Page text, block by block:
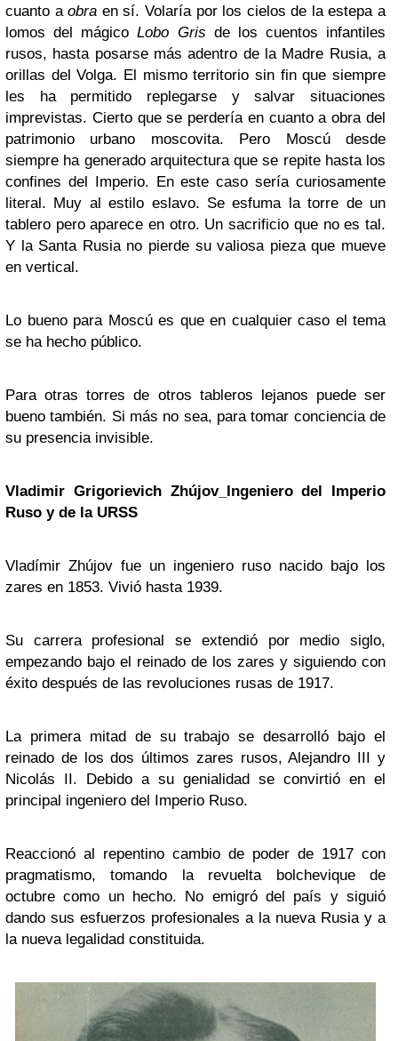
cuanto aobra en sí. Volaría por los cielos de la estepa a
lomos del mágicoLobo Gris de los cuentos infantiles
rusos, hasta posarse más adentro de la Madre Rusia, a
orillas del Volga. El mismo territorio sin fin que siempre
les ha permitido replegarse y salvar situaciones
imprevistas. Cierto que se perdería en cuanto a obra del
patrimonio urbano moscovita. Pero Moscú desde
siempre ha generado arquitectura que se repite hasta los
confines del Imperio. En este caso sería curiosamente
literal. Muy al estilo eslavo. Se esfuma la torre de un
tablero pero aparece en otro. Un sacrificio que no es tal.
Y la Santa Rusia no pierde su valiosa pieza que mueve
en vertical.
Lo bueno para Moscú es que en cualquier caso el tema
se ha hecho público.
Para otras torres de otros tableros lejanos puede ser
bueno también. Si más no sea, para tomar conciencia de
su presencia invisible.
Vladimir Grigorievich Zhújov_Ingeniero del Imperio
Ruso y de la URSS
Vladímir Zhújov fue un ingeniero ruso nacido bajo los
zares en 1853. Vivió hasta 1939.
Su carrera profesional se extendió por medio siglo,
empezando bajo el reinado de los zares y siguiendo con
éxito después de las revoluciones rusas de 1917.
La primera mitad de su trabajo se desarrolló bajo el
reinado de los dos últimos zares rusos, Alejandro III y
Nicolás II. Debido a su genialidad se convirtió en el
principal ingeniero del Imperio Ruso.
Reaccionó al repentino cambio de poder de 1917 con
pragmatismo, tomando la revuelta bolchevique de
octubre como un hecho. No emigró del país y siguió
dando sus esfuerzos profesionales a la nueva Rusia y a
la nueva legalidad constituida.